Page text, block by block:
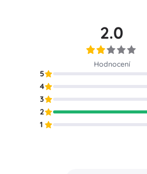
2.0
Hodnocení
5
4
3
2
1